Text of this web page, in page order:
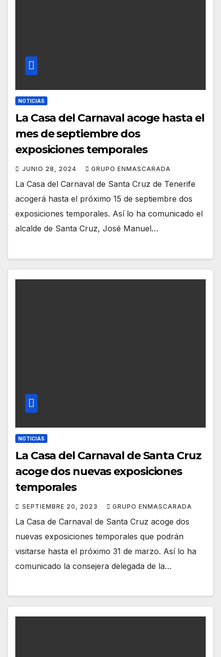
NOTICIAS
La Casa del Carnaval acoge hasta el
mes de septiembre dos
exposiciones temporales
JUNIO 28, 2024 GRUPO ENMASCARADA
La Casa del Carnaval de Santa Cruz de Tenerife
acogerá hasta el próximo 15 de septiembre dos
exposiciones temporales. Así lo ha comunicado el
alcalde de Santa Cruz, José Manuel…
NOTICIAS
La Casa del Carnaval de Santa Cruz
acoge dos nuevas exposiciones
temporales
SEPTIEMBRE 20, 2023 GRUPO ENMASCARADA
La Casa de Carnaval de Santa Cruz acoge dos
nuevas exposiciones temporales que podrán
visitarse hasta el próximo 31 de marzo. Así lo ha
comunicado la consejera delegada de la…